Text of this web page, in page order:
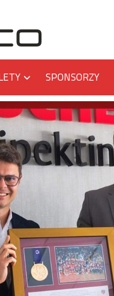
SPONSORZY